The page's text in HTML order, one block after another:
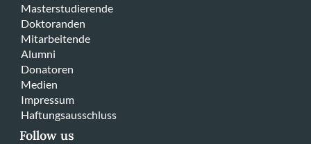
Masterstudierende
Doktoranden
Mitarbeitende
Alumni
Donatoren
Medien
Impressum
Haftungsausschluss
Follow us